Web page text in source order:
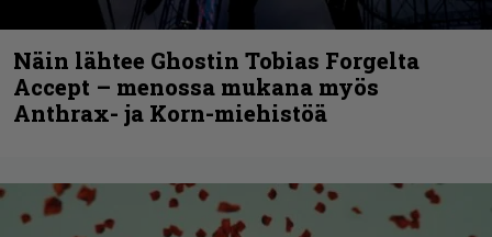
Näin lähtee Ghostin Tobias Forgelta
Accept – menossa mukana myös
Anthrax- ja Korn-miehistöä